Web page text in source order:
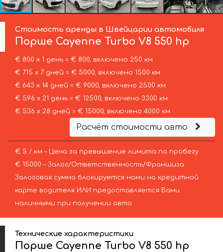
Стоимость аренды в Швейцарии автомобиля
Порше Cayenne Turbo V8 550 hp
€ 800 х 1 день = € 800, включено 250 км
€ 715 х 7 дней = € 5000, включено 1500 км
€ 643 х 14 дней = € 9000, включено 2500 км
€ 596 х 21 день = € 12500, включено 3300 км
€ 536 х 28 дней = € 15000, включено 4000 км
Расчёт стоимости авто
€ 5 / км – Цена за превышение лимита по пробегу
€ 15000 – Залог/Ответственность/Франшиза.
Залоговая сумма блокируется нами на кредитной
карте водителя ИЛИ предоставляется Вами
наличными при получении авто.
Технические характеристики
Порше Cayenne Turbo V8 550 hp